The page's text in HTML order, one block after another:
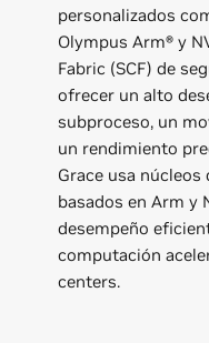
personalizados
Olympus Arm® y
Fabric (SCF) de
ofrecer un alto
subproceso, un
un rendimiento
Grace usa núcleos
basados en Arm y
desempeño
computación
centers.